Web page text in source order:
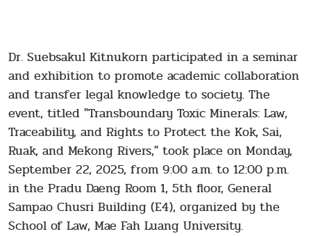
Dr. Suebsakul Kitnukorn participated in a seminar
and exhibition to promote academic collaboration
and transfer legal knowledge to society. The
event, titled "Transboundary Toxic Minerals: Law,
Traceability, and Rights to Protect the Kok, Sai,
Ruak, and Mekong Rivers," took place on Monday,
September 22, 2025, from 9:00 a.m. to 12:00 p.m.
in the Pradu Daeng Room 1, 5th floor, General
Sampao Chusri Building (E4), organized by the
School of Law, Mae Fah Luang University.